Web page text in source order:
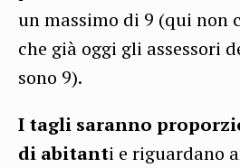
un massimo di 9 (qui non
che già oggi gli assessori
sono 9).
I tagli saranno
di abitanti e riguardano